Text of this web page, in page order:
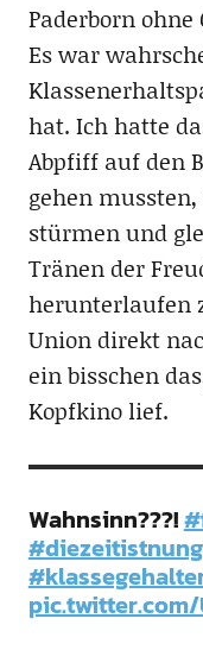
Paderborn ohne
Es war
hat. Ich hatte
Abpfiff auf den
gehen
stürmen und
Tränen der
herunterlaufen
Union direkt
ein bisschen
Kopfkino lief.
Wahnsinn???!